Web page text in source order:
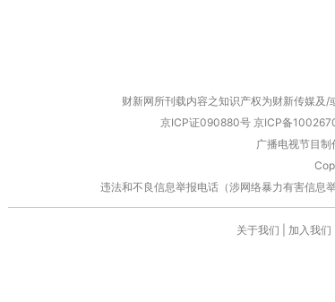
财新网所刊载内容之知识产权为财新传媒及/
京ICP证090880号 京ICP备
广播电视节目
违法和不良信息举报电话（涉网络暴力有害信
关于我们 加入我们